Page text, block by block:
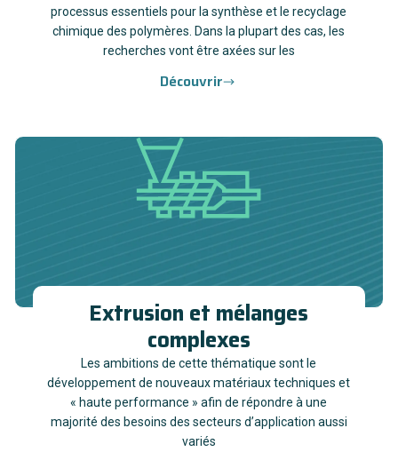
processus essentiels pour la synthèse et le recyclage
chimique des polymères. Dans la plupart des cas, les
recherches vont être axées sur les
Découvrir
Extrusion et mélanges
complexes
Les ambitions de cette thématique sont le
développement de nouveaux matériaux techniques et
« haute performance » afin de répondre à une
majorité des besoins des secteurs d’application aussi
variés